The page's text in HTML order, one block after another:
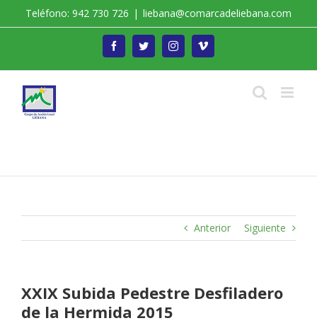
Teléfono: 942 730 726 | liebana@comarcadeliebana.com
FacebookTwitterInstagramVimeo
Anterior Siguiente
XXIX Subida Pedestre Desfiladero
de la Hermida 2015